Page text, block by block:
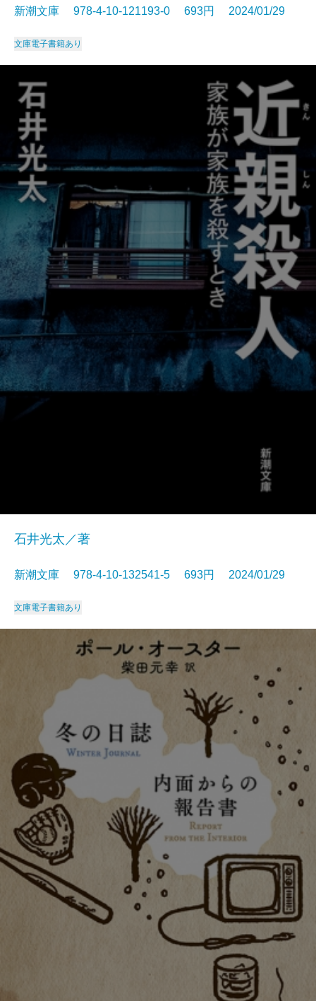
新潮文庫 978-4-10-121193-0 693円 2024/01/29
文庫電子書籍あり
石井光太／著
新潮文庫 978-4-10-132541-5 693円 2024/01/29
文庫電子書籍あり